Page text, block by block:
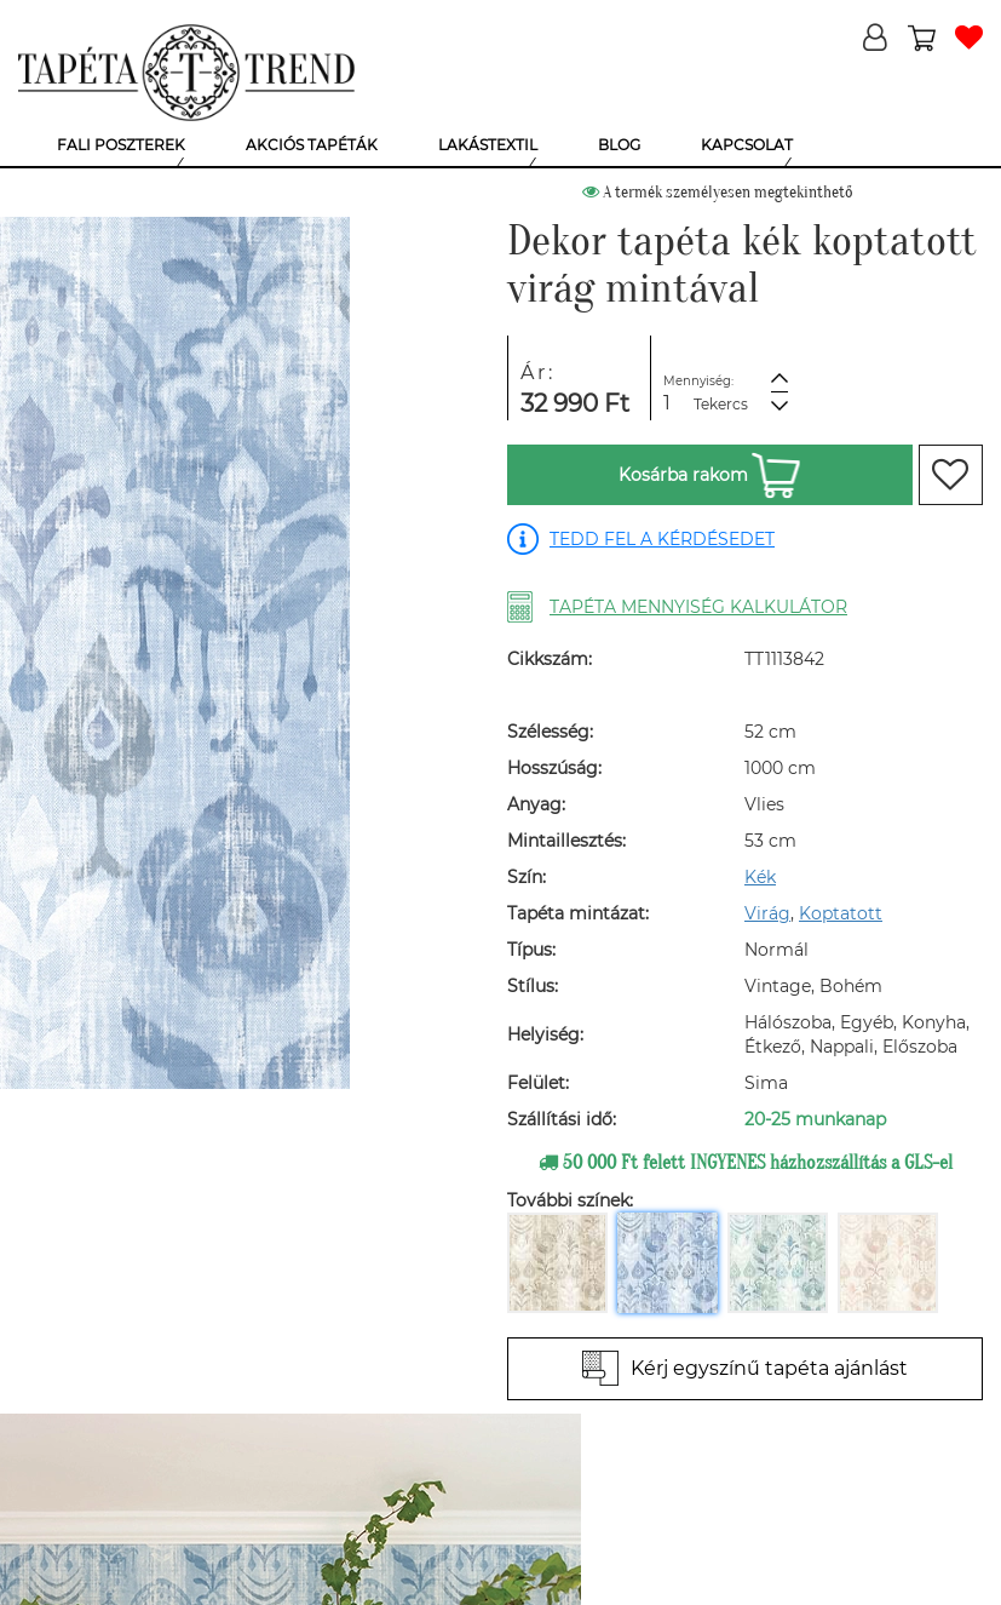
FALI POSZTEREK AKCIÓS TAPÉTÁK LAKÁSTEXTIL BLOG KAPCSOLAT
A termék személyesen megtekinthető
Dekor tapéta kék koptatott
virág mintával
Ár:
32 990 Ft
Mennyiség:
Tekercs
Kosárba rakom
TEDD FEL A KÉRDÉSEDET
TAPÉTA MENNYISÉG KALKULÁTOR
Cikkszám: TT1113842
Szélesség:
52 cm
Hosszúság:
1000 cm
Anyag:
Vlies
Mintaillesztés:
53 cm
Szín:
Kék
Tapéta mintázat:
Virág, Koptatott
Típus:
Normál
Stílus:
Vintage, Bohém
Helyiség:
Hálószoba, Egyéb, Konyha,
Étkező, Nappali, Előszoba
Felület:
Sima
Szállítási idő:
20-25 munkanap
50 000 Ft felett INGYENES házhozszállítás a GLS-el
További színek:
Kérj egyszínű tapéta ajánlást